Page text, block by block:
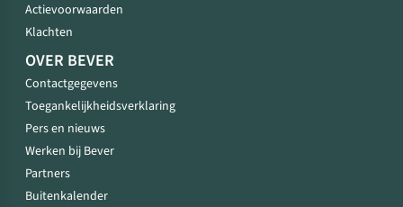
Actievoorwaarden
Klachten
OVER BEVER
Contactgegevens
Toegankelijkheidsverklaring
Pers en nieuws
Werken bij Bever
Partners
Buitenkalender